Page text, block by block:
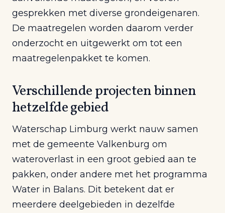
gesprekken met diverse grondeigenaren.
De maatregelen worden daarom verder
onderzocht en uitgewerkt om tot een
maatregelenpakket te komen.
Verschillende projecten binnen
hetzelfde gebied
Waterschap Limburg werkt nauw samen
met de gemeente Valkenburg om
wateroverlast in een groot gebied aan te
pakken, onder andere met het programma
Water in Balans. Dit betekent dat er
meerdere deelgebieden in dezelfde